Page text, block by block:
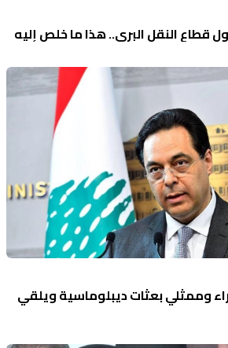
قطاع النقل البري.. هذا ما خلص إليه
وممثلي بعثات ديبلوماسية ويلقي